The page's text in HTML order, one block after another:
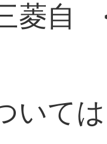
菱自
いて